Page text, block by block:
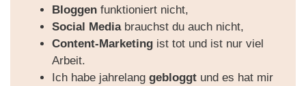
Bloggen funktioniert nicht,
Social Mediabrauchst du auch nicht,
Content-Marketing ist tot und ist nur viel
Arbeit.
Ich habe jahrelanggebloggt und es hat mir